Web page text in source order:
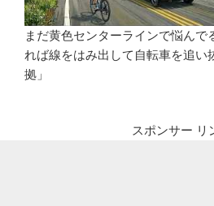
まだ黄色センターラインで悩んで
れば線をはみ出して自転車を追い
拠」
スポンサー リ